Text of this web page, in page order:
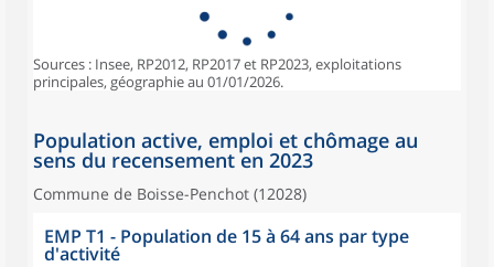
Sources : Insee, RP2012, RP2017 et RP2023, exploitations
principales, géographie au 01/01/2026.
Population active, emploi et chômage au
sens du recensement en 2023
Commune de Boisse-Penchot (12028)
EMP T1 - Population de 15 à 64 ans par type
d'activité